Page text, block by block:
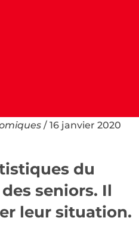
/ 16 janvier 2020
du
seniors. Il
leur situation.